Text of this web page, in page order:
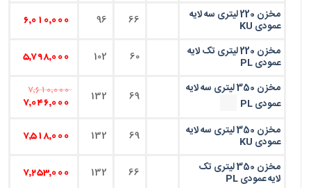
مخزن 220 لیتری سه لایه
عمودی KU 66
96
6,010,000
مخزن 220 لیتری تک لایه
عمودی PL 60
102
5,798,000
مخزن 350 لیتری سه لایه
عمودی PL
69
132
7,610,000
7,046,000
مخزن 350 لیتری سه لایه
عمودی KU 69
132
7,518,000
مخزن 350 لیتری تک
لایه عمودی PL 66
132
7,253,000